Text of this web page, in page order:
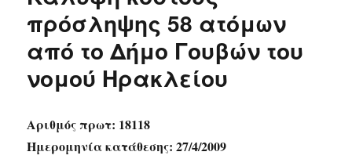
πρόσληψης 58 ατόμων
από το Δήμο Γουβών του
νομού Ηρακλείου
Αριθμός πρωτ: 18118
Ημερομηνία κατάθεσης: 27/4/2009